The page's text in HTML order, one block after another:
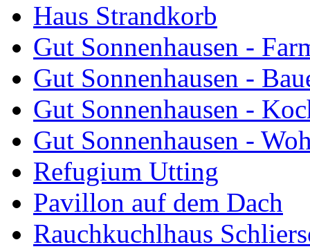
Haus Strandkorb
Gut Sonnenhausen -
Gut Sonnenhausen -
Gut Sonnenhausen -
Gut Sonnenhausen -
Refugium Utting
Pavillon auf dem Dach
Rauchkuchlhaus